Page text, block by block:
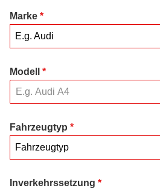
Marke *
E.g. Audi
Modell *
Fahrzeugtyp *
Fahrzeugtyp
Inverkehrssetzung *